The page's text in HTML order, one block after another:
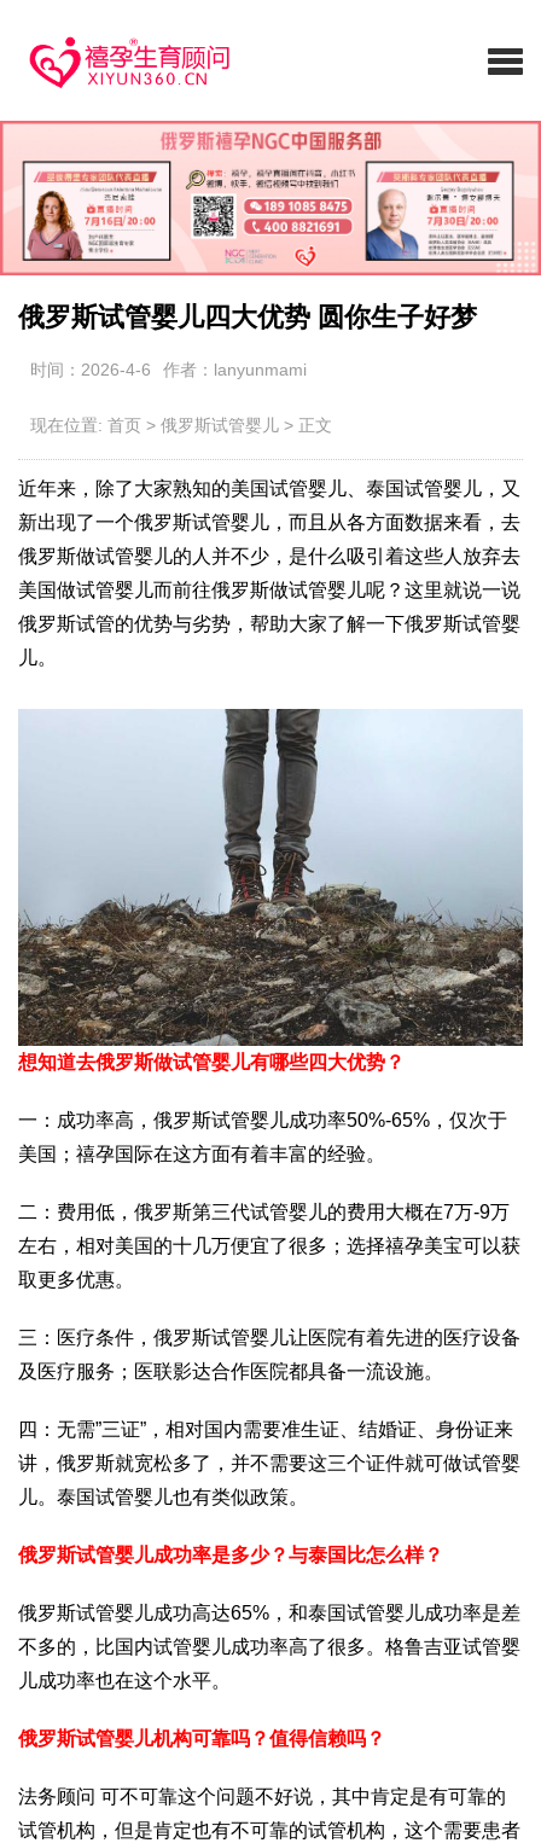
俄罗斯试管婴儿四大优势 圆你生子好梦
时间：2026-4-6 作者：lanyunmami
现在位置: 首页 > 俄罗斯试管婴儿 > 正文
近年来，除了大家熟知的美国试管婴儿、泰国试管婴儿，又
新出现了一个俄罗斯试管婴儿，而且从各方面数据来看，去
俄罗斯做试管婴儿的人并不少，是什么吸引着这些人放弃去
美国做试管婴儿而前往俄罗斯做试管婴儿呢？这里就说一说
俄罗斯试管的优势与劣势，帮助大家了解一下俄罗斯试管婴
儿。
想知道去俄罗斯做试管婴儿有哪些四大优势？
一：成功率高，俄罗斯试管婴儿成功率50%-65%，仅次于
美国；禧孕国际在这方面有着丰富的经验。
二：费用低，俄罗斯第三代试管婴儿的费用大概在7万-9万
左右，相对美国的十几万便宜了很多；选择禧孕美宝可以获
取更多优惠。
三：医疗条件，俄罗斯试管婴儿让医院有着先进的医疗设备
及医疗服务；医联影达合作医院都具备一流设施。
四：无需”三证”，相对国内需要准生证、结婚证、身份证来
讲，俄罗斯就宽松多了，并不需要这三个证件就可做试管婴
儿。泰国试管婴儿也有类似政策。
俄罗斯试管婴儿成功率是多少？与泰国比怎么样？
俄罗斯试管婴儿成功高达65%，和泰国试管婴儿成功率是差
不多的，比国内试管婴儿成功率高了很多。格鲁吉亚试管婴
儿成功率也在这个水平。
俄罗斯试管婴儿机构可靠吗？值得信赖吗？
法务顾问 可不可靠这个问题不好说，其中肯定是有可靠的
试管机构，但是肯定也有不可靠的试管机构，这个需要患者